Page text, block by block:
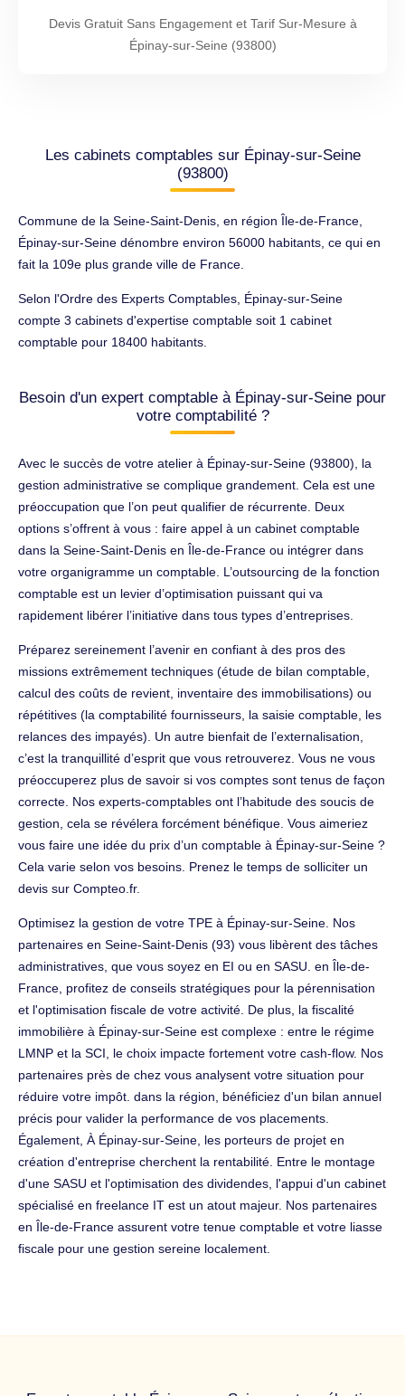
Devis Gratuit Sans Engagement et Tarif Sur-Mesure à
Épinay-sur-Seine (93800)
Les cabinets comptables sur Épinay-sur-Seine
(93800)
Commune de la Seine-Saint-Denis, en région Île-de-France,
Épinay-sur-Seine dénombre environ 56000 habitants, ce qui en
fait la 109e plus grande ville de France.
Selon l'Ordre des Experts Comptables, Épinay-sur-Seine
compte 3 cabinets d'expertise comptable soit 1 cabinet
comptable pour 18400 habitants.
Besoin d'un expert comptable à Épinay-sur-Seine pour
votre comptabilité ?
Avec le succès de votre atelier à Épinay-sur-Seine (93800), la
gestion administrative se complique grandement. Cela est une
préoccupation que l’on peut qualifier de récurrente. Deux
options s’offrent à vous : faire appel à un cabinet comptable
dans la Seine-Saint-Denis en Île-de-France ou intégrer dans
votre organigramme un comptable. L’outsourcing de la fonction
comptable est un levier d’optimisation puissant qui va
rapidement libérer l’initiative dans tous types d’entreprises.
Préparez sereinement l’avenir en confiant à des pros des
missions extrêmement techniques (étude de bilan comptable,
calcul des coûts de revient, inventaire des immobilisations) ou
répétitives (la comptabilité fournisseurs, la saisie comptable, les
relances des impayés). Un autre bienfait de l’externalisation,
c’est la tranquillité d’esprit que vous retrouverez. Vous ne vous
préoccuperez plus de savoir si vos comptes sont tenus de façon
correcte. Nos experts-comptables ont l’habitude des soucis de
gestion, cela se révélera forcément bénéfique. Vous aimeriez
vous faire une idée du prix d’un comptable à Épinay-sur-Seine ?
Cela varie selon vos besoins. Prenez le temps de solliciter un
devis sur Compteo.fr.
Optimisez la gestion de votre TPE à Épinay-sur-Seine. Nos
partenaires en Seine-Saint-Denis (93) vous libèrent des tâches
administratives, que vous soyez en EI ou en SASU. en Île-de-
France, profitez de conseils stratégiques pour la pérennisation
et l'optimisation fiscale de votre activité. De plus, la fiscalité
immobilière à Épinay-sur-Seine est complexe : entre le régime
LMNP et la SCI, le choix impacte fortement votre cash-flow. Nos
partenaires près de chez vous analysent votre situation pour
réduire votre impôt. dans la région, bénéficiez d'un bilan annuel
précis pour valider la performance de vos placements.
Également, À Épinay-sur-Seine, les porteurs de projet en
création d'entreprise cherchent la rentabilité. Entre le montage
d'une SASU et l'optimisation des dividendes, l'appui d'un cabinet
spécialisé en freelance IT est un atout majeur. Nos partenaires
en Île-de-France assurent votre tenue comptable et votre liasse
fiscale pour une gestion sereine localement.